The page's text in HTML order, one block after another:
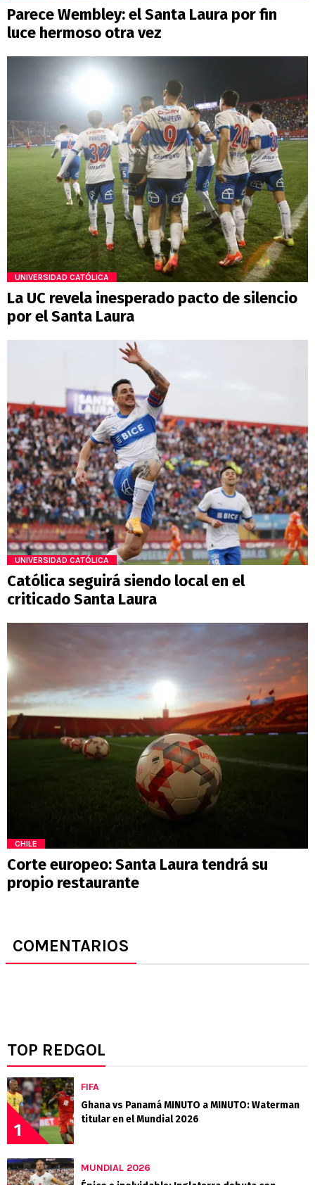
Parece Wembley: el Santa Laura por fin
luce hermoso otra vez
UNIVERSIDAD CATÓLICA
La UC revela inesperado pacto de silencio
por el Santa Laura
UNIVERSIDAD CATÓLICA
Católica seguirá siendo local en el
criticado Santa Laura
CHILE
Corte europeo: Santa Laura tendrá su
propio restaurante
COMENTARIOS
TOP REDGOL
1
FIFA
Ghana vs Panamá MINUTO a MINUTO: Waterman
titular en el Mundial 2026
MUNDIAL 2026